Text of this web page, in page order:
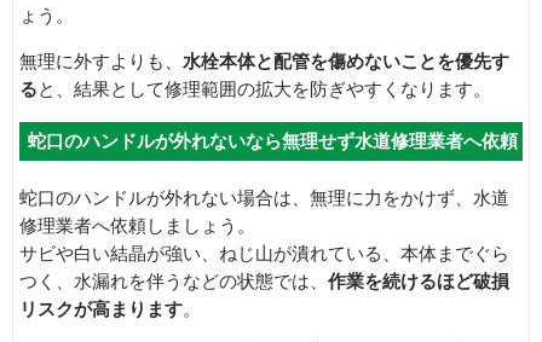
ょう。
無理に外すよりも、 水栓本体と配管を傷めないことを優先す
ると、結果として修理範囲の拡大を防ぎやすくなります。
蛇口のハンドルが外れないなら無理せず水道修理業者へ依頼
蛇口のハンドルが外れない場合は、無理に力をかけず、水道
修理業者へ依頼しましょう。
サビや白い結晶が強い、ねじ山が潰れている、本体までぐら
つく、水漏れを伴うなどの状態では、 作業を続けるほど破損
リスクが高まります。